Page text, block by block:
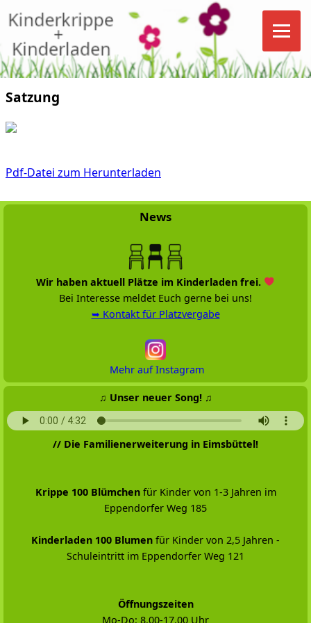
News
Wir haben aktuell Plätze im Kinderladen frei.
Bei Interesse meldet Euch gerne bei uns!
➥ Kontakt für Platzvergabe
Mehr auf Instagram
♫ Unser neuer Song! ♫
// Die Familienerweiterung in Eimsbüttel!
Krippe 100 Blümchenfür Kinder von 1-3 Jahren im
Eppendorfer Weg 185
Kinderladen 100 Blumen für Kinder von 2,5 Jahren -
Schuleintritt im Eppendorfer Weg 121
Öffnungszeiten
Mo-Do: 8.00-17.00 Uhr
Satzung
Pdf-Datei zum Herunterladen